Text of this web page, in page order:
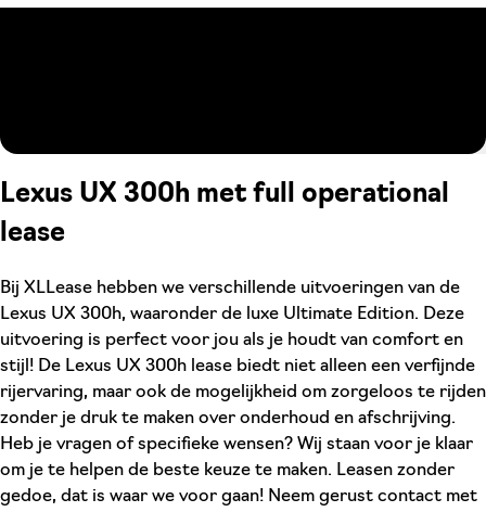
Lexus UX 300h met full operational
lease
Bij XLLease hebben we verschillende uitvoeringen van de
Lexus UX 300h, waaronder de luxe Ultimate Edition. Deze
uitvoering is perfect voor jou als je houdt van comfort en
stijl! De Lexus UX 300h lease biedt niet alleen een verfijnde
rijervaring, maar ook de mogelijkheid om zorgeloos te rijden
zonder je druk te maken over onderhoud en afschrijving.
Heb je vragen of specifieke wensen? Wij staan voor je klaar
om je te helpen de beste keuze te maken. Leasen zonder
gedoe, dat is waar we voor gaan! Neem gerust contact met